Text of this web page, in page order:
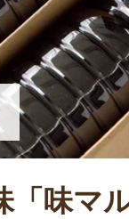
の開発な
『味マル
や東北地
い」と熱
「味マ